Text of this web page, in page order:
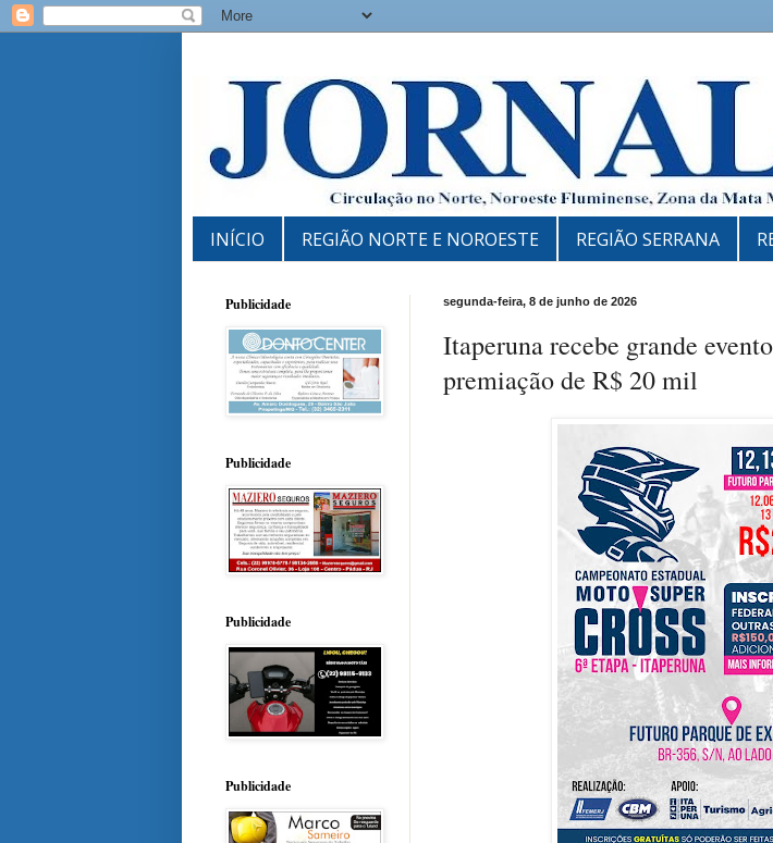
INÍCIO REGIÃO NORTE E NOROESTE REGIÃO SERRANA
segunda-feira, 8 de junho de 2026
Itaperuna recebe grande
premiação de R$ 20 mil
Publicidade
Publicidade
Publicidade
Publicidade